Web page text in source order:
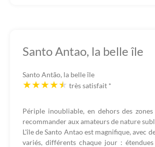
Santo Antao, la belle île
Santo Antão, la belle île
très satisfait *
Périple inoubliable, en dehors des
recommander aux amateurs de nature
L'île de Santo Antao est magnifique, avec
variés, différents chaque jour :